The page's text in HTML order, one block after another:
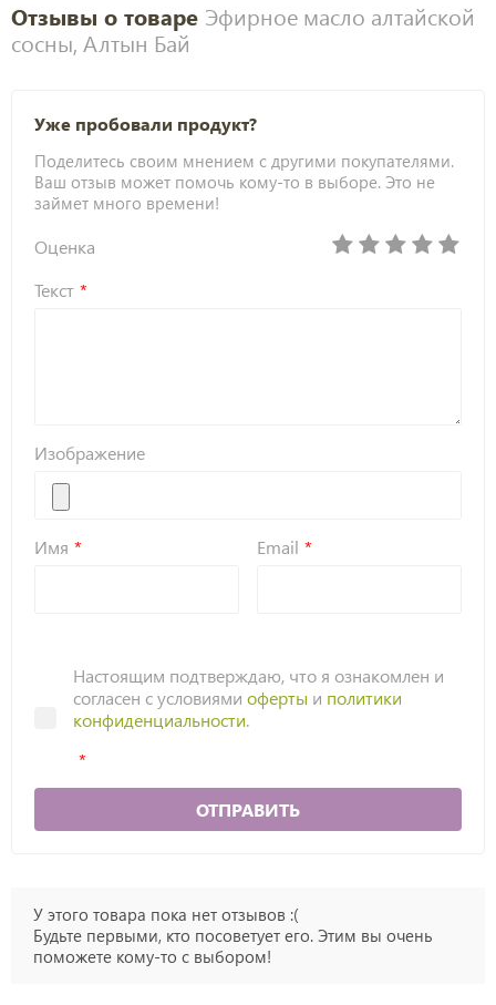
Отзывы о товаре Эфирное масло алтайской
сосны, Алтын Бай
Уже пробовали продукт?
Поделитесь своим мнением с другими покупателями.
Ваш отзыв может помочь кому-то в выборе. Это не
займет много времени!
Оценка
Текст
Изображение
Имя Email
Настоящим подтверждаю, что я ознакомлен и
согласен с условиями оферты и политики
конфиденциальности.
ОТПРАВИТЬ
У этого товара пока нет отзывов :(
Будьте первыми, кто посоветует его. Этим вы очень
поможете кому-то с выбором!